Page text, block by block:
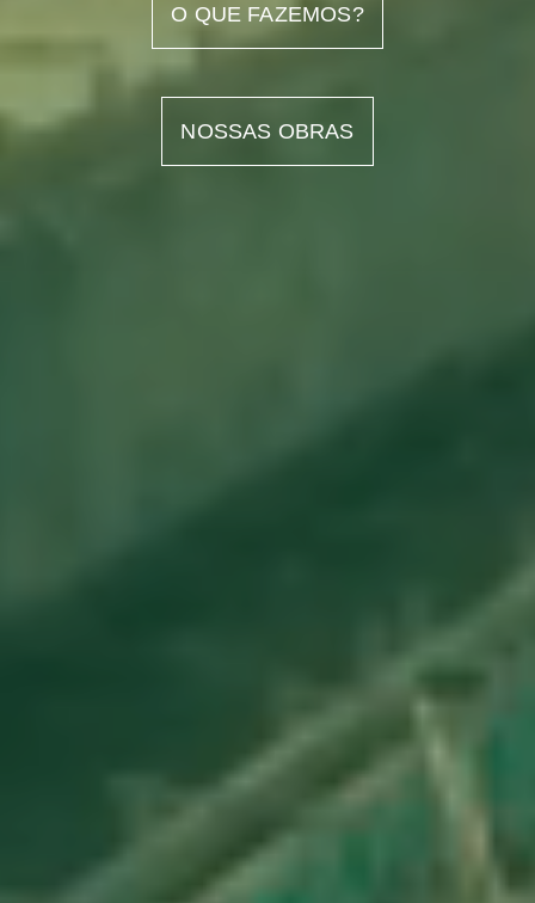
O QUE FAZEMOS?
NOSSAS OBRAS